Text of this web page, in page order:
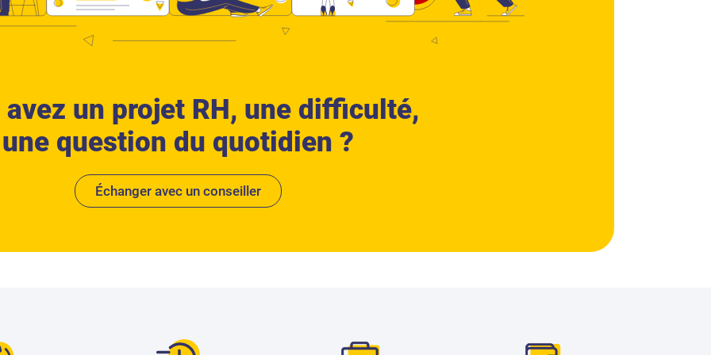
un projet RH, une difficulté,
une question du quotidien ?
Échanger avec un conseiller